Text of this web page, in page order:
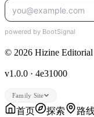
© 2026 Hizine Editorial
v1.0.0 · 4e31000
Family Site
首页 探索 路